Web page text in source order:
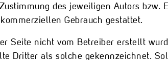
des jeweiligen Autors bzw.
Gebrauch gestattet.
Seite nicht vom Betreiber erstellt
Dritter als solche gekennzeichnet.